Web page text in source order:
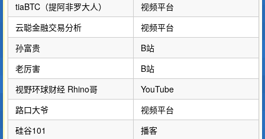
tiaBTC（提阿非罗大人）
视频平台
云聪金融交易分析
视频平台
孙富贵
B站
老厉害
B站
视野环球财经 Rhino哥
YouTube
路口大爷
视频平台
硅谷101
播客